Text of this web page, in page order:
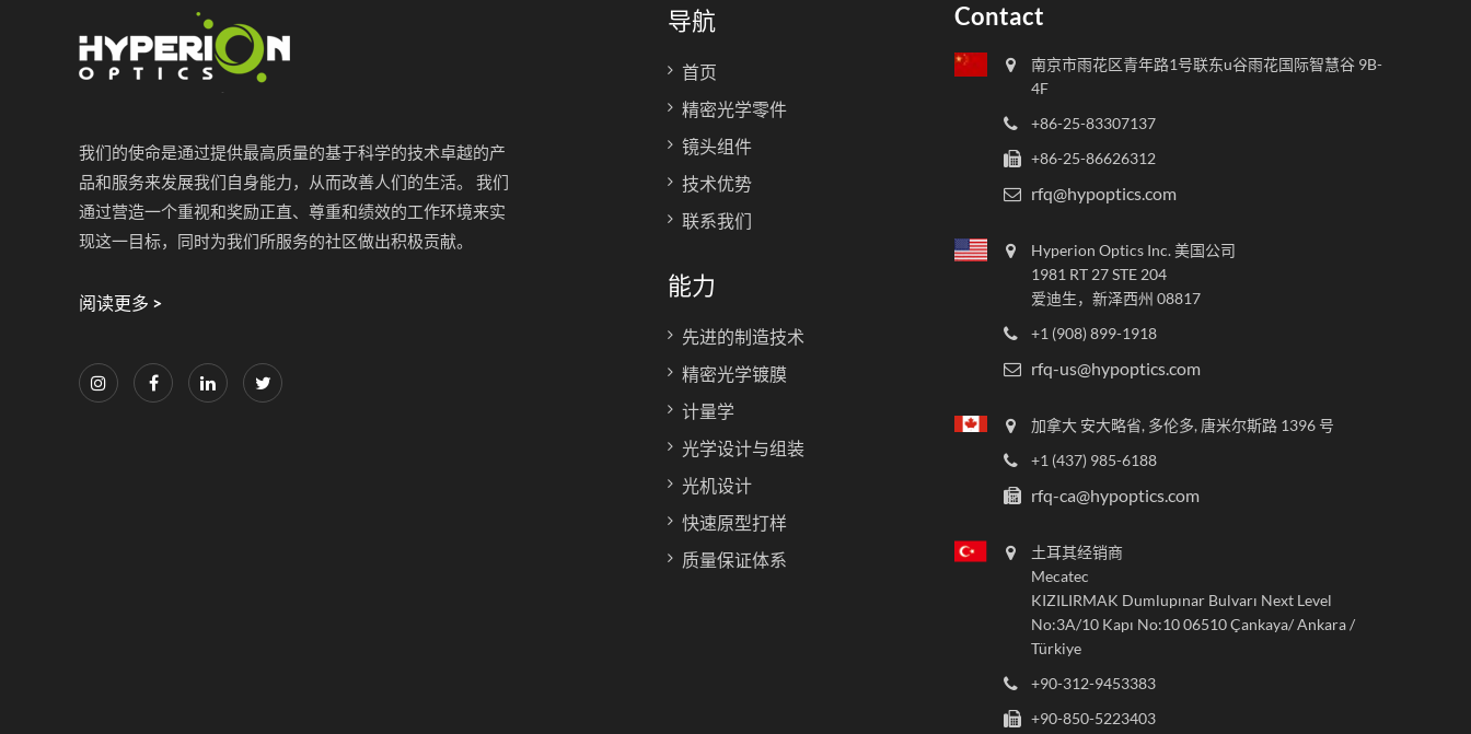
我们的使命是通过提供最高质量的基于科学的技术卓越的产
品和服务来发展我们自身能力，从而改善人们的生活。 我们
通过营造一个重视和奖励正直、尊重和绩效的工作环境来实
现这一目标，同时为我们所服务的社区做出积极贡献。
阅读更多 >
导航
首页
精密光学零件
镜头组件
技术优势
联系我们
能力
先进的制造技术
精密光学镀膜
计量学
光学设计与组装
光机设计
快速原型打样
质量保证体系
Contact
南京市雨花区青年路1号联东u谷雨花国际智慧谷 9B-
4F
+86-25-83307137
+86-25-86626312
rfq@hypoptics.com
Hyperion Optics Inc. 美国公司
1981 RT 27 STE 204
爱迪生，新泽西州 08817
+1 (908) 899-1918
rfq-us@hypoptics.com
加拿大 安大略省, 多伦多, 唐米尔斯路 1396 号
+1 (437) 985-6188
rfq-ca@hypoptics.com
土耳其经销商
Mecatec
KIZILIRMAK Dumlupınar Bulvarı Next Level
No:3A/10 Kapı No:10 06510 Çankaya/ Ankara /
Türkiye
+90-312-9453383
+90-850-5223403